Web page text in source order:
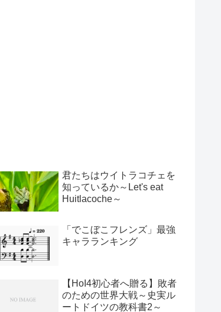
君たちはウイトラコチェを
知っているか～Let's eat
Huitlacoche～
「でこぼこフレンズ」最強
キャラランキング
【HoI4初心者へ贈る】敗者
のための世界大戦～史実ル
ートドイツの教科書2～